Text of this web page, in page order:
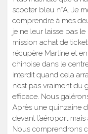
scooter bleu n°A. Je
comprendre à mes
je ne leur laisse pas
mission achat de
récupère Martine et
chinoise dans le
interdit quand cela
n’est pas vraiment du
efficace. Nous
Après une quinzaine
devant l’aéroport
Nous comprendrons